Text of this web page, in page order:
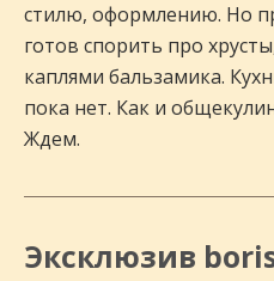
стилю, оформлению. Но
готов спорить про
каплями бальзамика.
пока нет. Как и
Ждем.
Эксклюзив